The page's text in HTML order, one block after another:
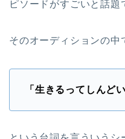
ピソードがすごいと話題
そのオーディションの中
「生きるってしんどい